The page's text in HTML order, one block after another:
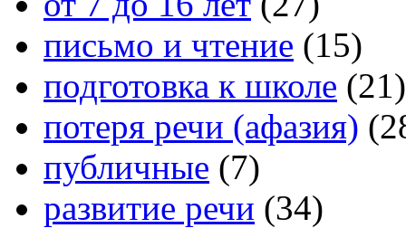
письмо и чтение (15)
подготовка к школе (21)
потеря речи (афазия)
публичные (7)
развитие речи (34)